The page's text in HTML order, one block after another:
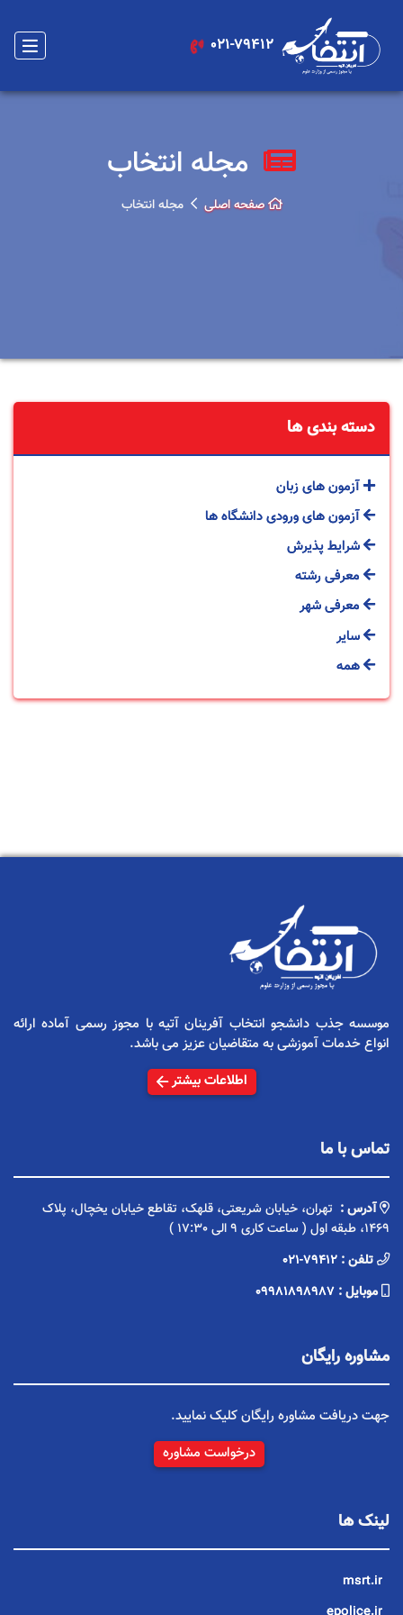
021-79412
مجله انتخاب
صفحه اصلی مجله انتخاب
دسته بندی ها
آزمون های زبان
آزمون های ورودی دانشگاه ها
شرایط پذیرش
معرفی رشته
معرفی شهر
سایر
همه
موسسه جذب دانشجو انتخاب آفرینان آتیه با مجوز رسمی آماده ارائه
انواع خدمات آموزشی به متقاضیان عزیز می باشد.
اطلاعات بیشتر
تماس با ما
آدرس : تهران، خیابان شریعتی، قلهک، تقاطع خیابان یخچال، پلاک
1469، طبقه اول ( ساعت کاری 9 الی 17:30 )
تلفن : 021-79412
موبایل : 09981898987
مشاوره رایگان
جهت دریافت مشاوره رایگان کلیک نمایید.
درخواست مشاوره
لینک ها
msrt.ir